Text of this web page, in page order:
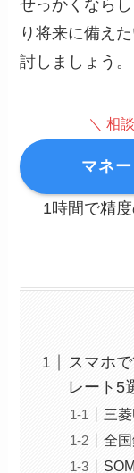
せっかくなら
り将来に備え
討しましょう。
＼ 相
マネ
1時間で精
スマホ
レート5
三
全